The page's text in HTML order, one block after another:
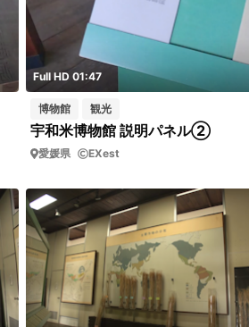
Full HD 01:47
博物館 観光
宇和米博物館 説明パネル②
愛媛県 EXest